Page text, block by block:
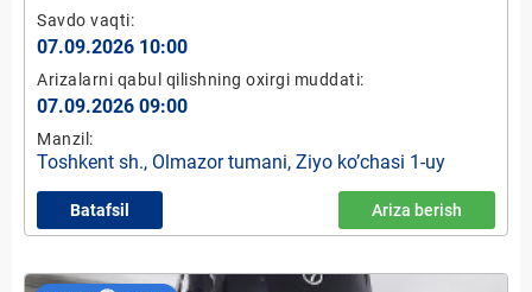
Savdo vaqti:
07.09.2026 10:00
Arizalarni qabul qilishning oxirgi muddati:
07.09.2026 09:00
Manzil:
Toshkent sh., Olmazor tumani, Ziyo ko’chasi 1-uy
Batafsil Ariza berish